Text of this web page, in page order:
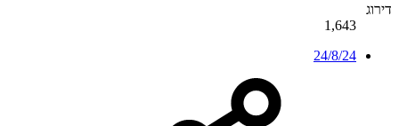
דירוג
1,643
24/8/24